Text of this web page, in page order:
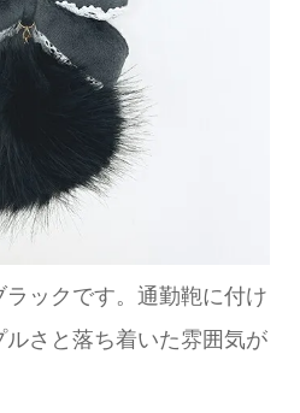
ックです。通勤鞄に付け
さと落ち着いた雰囲気が